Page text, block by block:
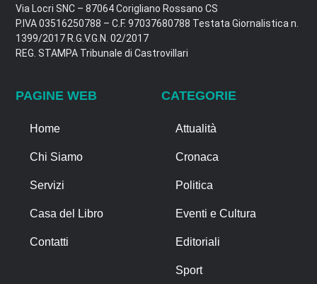
Via Locri SNC – 87064 Corigliano Rossano CS
P.IVA 03516250788 – C.F. 97037680788 Testata Giornalistica n.
1399/2017 R.G.V.G.N. 02/2017
REG. STAMPA Tribunale di Castrovillari
PAGINE WEB
Home
Chi Siamo
Servizi
Casa del Libro
Contatti
CATEGORIE
Attualità
Cronaca
Politica
Eventi e Cultura
Editoriali
Sport